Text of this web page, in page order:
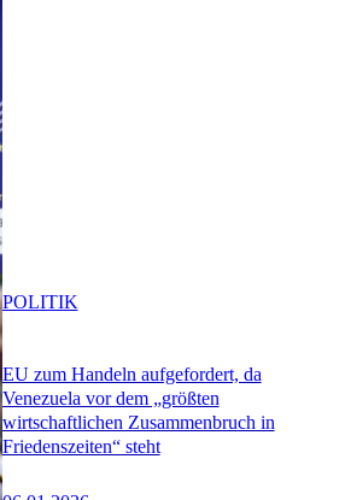
EU zum Handeln aufgefordert, da
Venezuela vor dem „größten
wirtschaftlichen Zusammenbruch in
Friedenszeiten“ steht
POLITIK